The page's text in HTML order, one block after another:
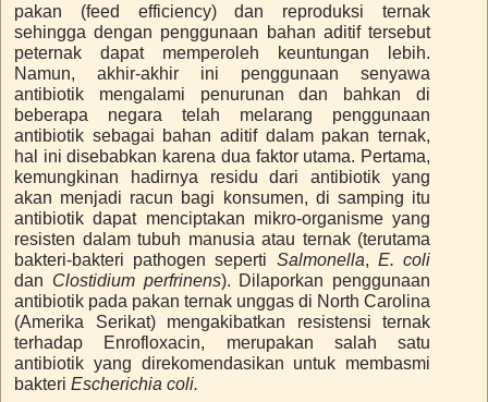
pakan (feed efficiency) dan reproduksi ternak
sehingga dengan penggunaan bahan aditif tersebut
peternak dapat memperoleh keuntungan lebih.
Namun, akhir-akhir ini penggunaan senyawa
antibiotik mengalami penurunan dan bahkan di
beberapa negara telah melarang penggunaan
antibiotik sebagai bahan aditif dalam pakan ternak,
hal ini disebabkan karena dua faktor utama. Pertama,
kemungkinan hadirnya residu dari antibiotik yang
akan menjadi racun bagi konsumen, di samping itu
antibiotik dapat menciptakan mikro-organisme yang
resisten dalam tubuh manusia atau ternak (terutama
bakteri-bakteri pathogen seperti Salmonella, E. coli
dan Clostidium perfrinens). Dilaporkan penggunaan
antibiotik pada pakan ternak unggas di North Carolina
(Amerika Serikat) mengakibatkan resistensi ternak
terhadap Enrofloxacin, merupakan salah satu
antibiotik yang direkomendasikan untuk membasmi
bakteri Escherichia coli.